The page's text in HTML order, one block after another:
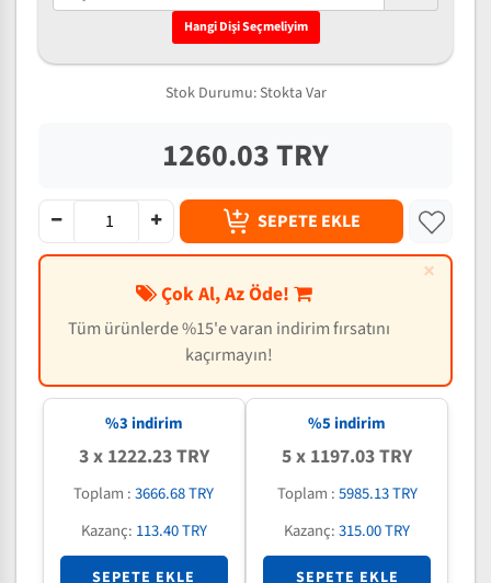
Hangi Dişi Seçmeliyim
Stok Durumu: Stokta Var
1260.03 TRY
SEPETE EKLE
×
Çok Al, Az Öde!
Tüm ürünlerde %15'e varan indirim fırsatını
kaçırmayın!
%3 indirim
3 x 1222.23 TRY
Toplam :3666.68 TRY
Kazanç: 113.40 TRY
SEPETE EKLE
%5 indirim
5 x 1197.03 TRY
Toplam :5985.13 TRY
Kazanç:315.00 TRY
SEPETE EKLE